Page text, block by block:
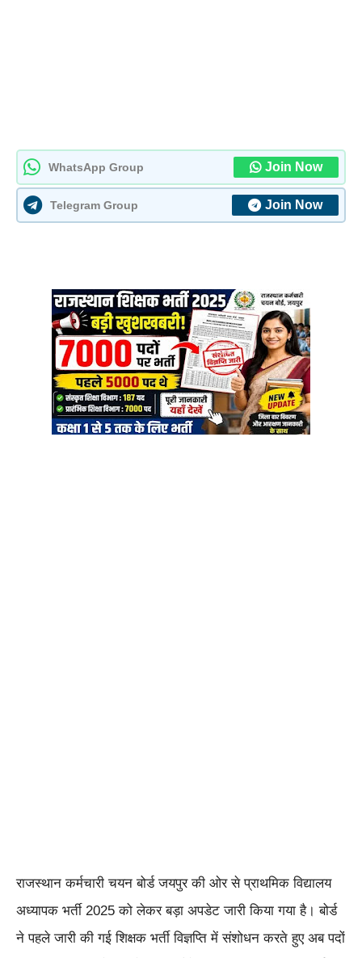
WhatsApp Group Join Now
Telegram Group Join Now
राजस्थान कर्मचारी चयन बोर्ड जयपुर की ओर से प्राथमिक विद्यालय
अध्यापक भर्ती 2025 को लेकर बड़ा अपडेट जारी किया गया है। बोर्ड
ने पहले जारी की गई शिक्षक भर्ती विज्ञप्ति में संशोधन करते हुए अब पदों